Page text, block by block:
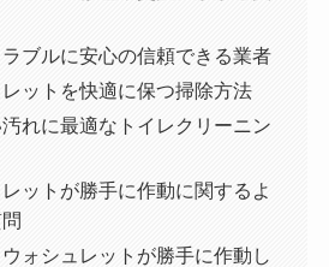
ラブルに安心の信頼できる業者
ットを快適に保つ掃除方法
れに最適なトイレクリーニン
ットが勝手に作動に関するよ
ウォシュレットが勝手に作動し